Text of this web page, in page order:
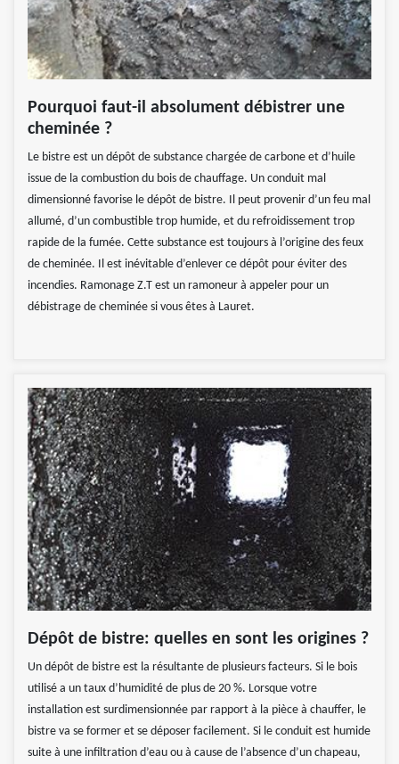
Pourquoi faut-il absolument débistrer une
cheminée ?
Le bistre est un dépôt de substance chargée de carbone et d’huile
issue de la combustion du bois de chauffage. Un conduit mal
dimensionné favorise le dépôt de bistre. Il peut provenir d’un feu mal
allumé, d’un combustible trop humide, et du refroidissement trop
rapide de la fumée. Cette substance est toujours à l’origine des feux
de cheminée. Il est inévitable d’enlever ce dépôt pour éviter des
incendies. Ramonage Z.T est un ramoneur à appeler pour un
débistrage de cheminée si vous êtes à Lauret.
Dépôt de bistre: quelles en sont les origines ?
Un dépôt de bistre est la résultante de plusieurs facteurs. Si le bois
utilisé a un taux d’humidité de plus de 20 %. Lorsque votre
installation est surdimensionnée par rapport à la pièce à chauffer, le
bistre va se former et se déposer facilement. Si le conduit est humide
suite à une infiltration d’eau ou à cause de l’absence d’un chapeau,